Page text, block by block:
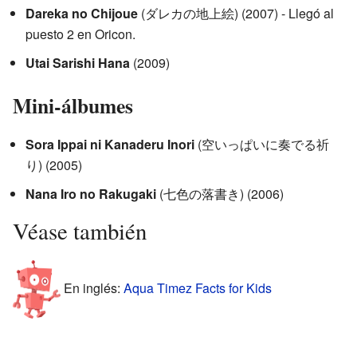
Dareka no Chijoue (ダレカの地上絵) (2007) - Llegó al
puesto 2 en Oricon.
Utai Sarishi Hana (2009)
Mini-álbumes
Sora Ippai ni Kanaderu Inori (空いっぱいに奏でる祈
り) (2005)
Nana Iro no Rakugaki (七色の落書き) (2006)
Véase también
En inglés: Aqua Timez Facts for Kids